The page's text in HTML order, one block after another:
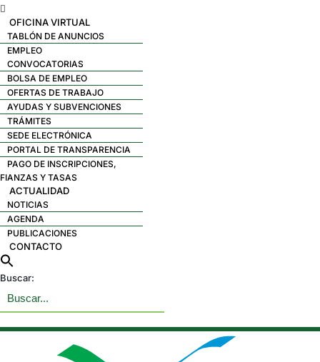
Menú
OFICINA VIRTUAL
TABLÓN DE ANUNCIOS
EMPLEO
CONVOCATORIAS
BOLSA DE EMPLEO
OFERTAS DE TRABAJO
AYUDAS Y SUBVENCIONES
TRÁMITES
SEDE ELECTRÓNICA
PORTAL DE TRANSPARENCIA
PAGO DE INSCRIPCIONES,
FIANZAS Y TASAS
ACTUALIDAD
NOTICIAS
AGENDA
PUBLICACIONES
CONTACTO
Buscar: